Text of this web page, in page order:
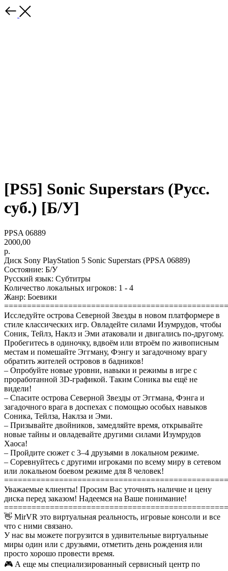
[PS5] Sonic Superstars (Русс.
суб.) [Б/У]
PPSA 06889
2000,00
р.
Диск Sony PlayStation 5 Sonic Superstars (PPSA 06889)
Состояние: Б/У
Русский язык: Субтитры
Количество локальных игроков: 1 - 4
Жанр: Боевики
Исследуйте острова Северной Звезды в новом платформере в
стиле классических игр. Овладейте силами Изумрудов, чтобы
Соник, Тейлз, Наклз и Эми атаковали и двигались по-другому.
Пробегитесь в одиночку, вдвоём или втроём по живописным
местам и помешайте Эггману, Фэнгу и загадочному врагу
обратить жителей островов в бадников!
– Опробуйте новые уровни, навыки и режимы в игре с
проработанной 3D-графикой. Таким Соника вы ещё не
видели!
– Спасите острова Северной Звезды от Эггмана, Фэнга и
загадочного врага в доспехах с помощью особых навыков
Соника, Тейлза, Наклза и Эми.
– Призывайте двойников, замедляйте время, открывайте
новые тайны и овладевайте другими силами Изумрудов
Хаоса!
– Пройдите сюжет с 3–4 друзьями в локальном режиме.
– Соревнуйтесь с другими игроками по всему миру в сетевом
или локальном боевом режиме для 8 человек!
Уважаемые клиенты! Просим Вас уточнять наличие и цену
диска перед заказом! Надеемся на Ваше понимание!
👋 MirVR это виртуальная реальность, игровые консоли и все
что с ними связано.
У нас вы можете погрузится в удивительные виртуальные
миры один или с друзьями, отметить день рождения или
просто хорошо провести время.
🎮 А еще мы специализированный сервисный центр по